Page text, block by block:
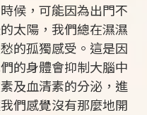
候，可能因為出門不
太陽，我們總在濕濕
的孤獨感受。這是因
的身體會抑制大腦中
及血清素的分泌，進
們感覺沒有那麼地開